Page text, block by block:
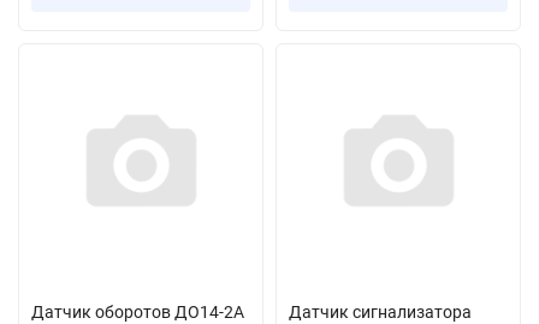
Датчик оборотов ДО14-2А
Датчик сигнализатора